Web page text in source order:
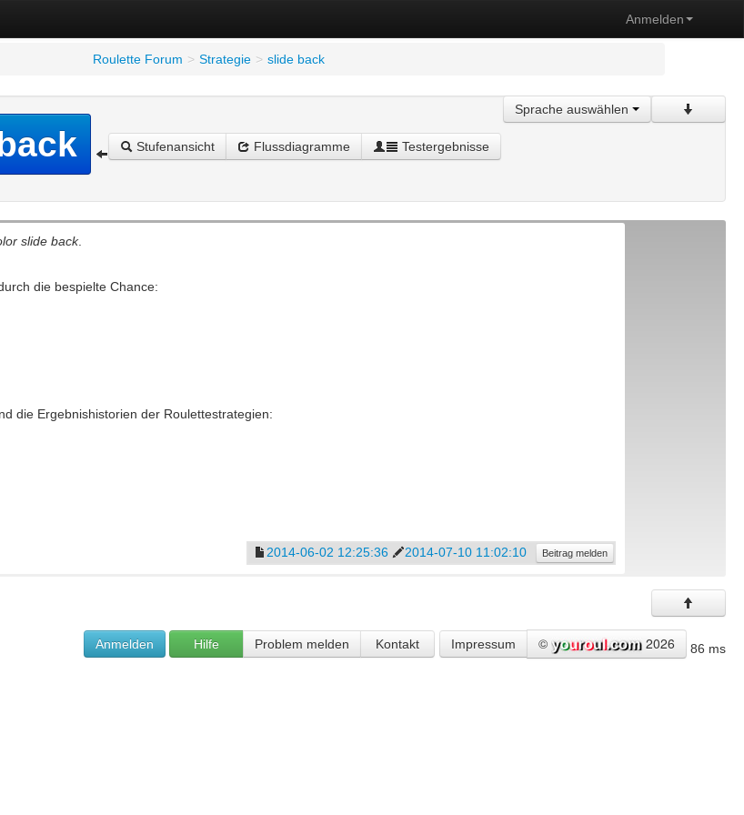
Anmelden
Roulette Forum > Strategie > slide back
Sprache auswählen
Stufenansicht Flussdiagramme Testergebnisse
slide back.
die bespielte Chance:
die Ergebnishistorien der Roulettestrategien:
2014-06-02 12:25:36
2014-07-10 11:02:10 Beitrag melden
Anmelden Hilfe Problem melden Kontakt Impressum © 2026 86 ms